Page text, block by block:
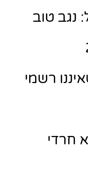
נגב טוב
רשמי
חרדי